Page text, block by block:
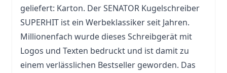
geliefert: Karton. Der SENATOR Kugelschreiber
SUPERHIT ist ein Werbeklassiker seit Jahren.
Millionenfach wurde dieses Schreibgerät mit
Logos und Texten bedruckt und ist damit zu
einem verlässlichen Bestseller geworden. Das